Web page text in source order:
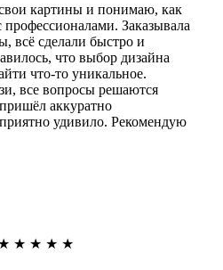
картины и понимаю, как
профессионалами. Заказывала
всё сделали быстро и
что выбор дизайна
что-то уникальное.
все вопросы решаются
аккуратно
удивило. Рекомендую
★ ★ ★ ★